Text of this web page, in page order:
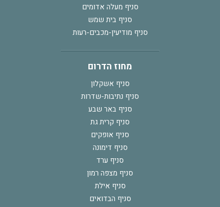
סניף מעלה אדומים
סניף בית שמש
סניף מודיעין-מכבים-רעות
מחוז הדרום
סניף אשקלון
סניף נתיבות-שדרות
סניף באר שבע
סניף קרית גת
סניף אופקים
סניף דימונה
סניף ערד
סניף מצפה רמון
סניף אילת
סניף הבדואים